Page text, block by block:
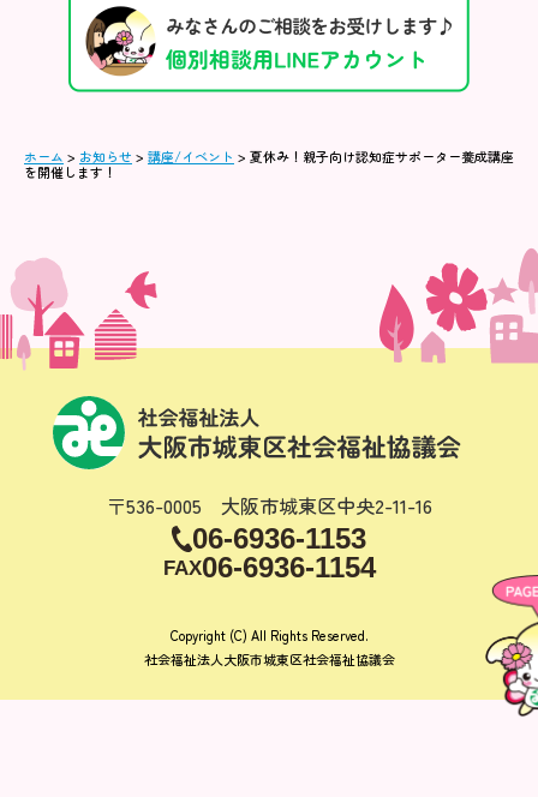
ホーム > お知らせ > 講座/イベント > 夏休み！親子向け認知症サポーター養成講座
を開催します！
〒536-0005 大阪市城東区中央2-11-16
06-6936-1153
FAX06-6936-1154
Copyright (C) All Rights Reserved.
社会福祉法人大阪市城東区社会福祉協議会